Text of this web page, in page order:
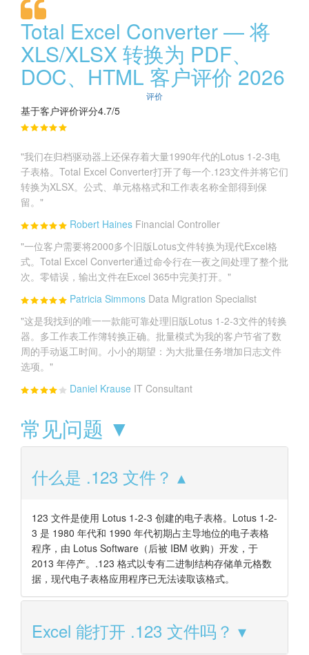
Total Excel Converter — 将
XLS/XLSX 转换为 PDF、
DOC、HTML 客户评价 2026
评价
基于客户评价评分4.7/5
"我们在归档驱动器上还保存着大量1990年代的Lotus 1-2-3电
子表格。Total Excel Converter打开了每一个.123文件并将它们
转换为XLSX。公式、单元格格式和工作表名称全部得到保
留。"
Robert Haines Financial Controller
"一位客户需要将2000多个旧版Lotus文件转换为现代Excel格
式。Total Excel Converter通过命令行在一夜之间处理了整个批
次。零错误，输出文件在Excel 365中完美打开。"
Patricia Simmons Data Migration Specialist
"这是我找到的唯一一款能可靠处理旧版Lotus 1-2-3文件的转换
器。多工作表工作簿转换正确。批量模式为我的客户节省了数
周的手动返工时间。小小的期望：为大批量任务增加日志文件
选项。"
Daniel Krause IT Consultant
常见问题 ▼
什么是 .123 文件？
123 文件是使用 Lotus 1-2-3 创建的电子表格。Lotus 1-2-
3 是 1980 年代和 1990 年代初期占主导地位的电子表格
程序，由 Lotus Software（后被 IBM 收购）开发，于
2013 年停产。.123 格式以专有二进制结构存储单元格数
据，现代电子表格应用程序已无法读取该格式。
Excel 能打开 .123 文件吗？